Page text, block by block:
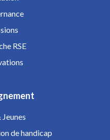
RSE
de handicap